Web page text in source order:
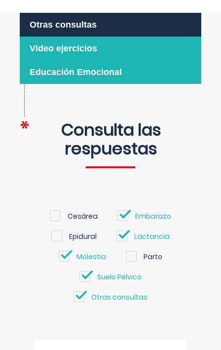
Otras consultas
Video ejercicios
Educación Emocional
Consulta las
respuestas
Cesárea Embarazo
Epidural Lactancia
Molestia Parto
Suelo Pélvico
Otras consultas